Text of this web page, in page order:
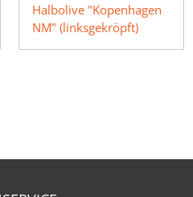
Halbolive "Kopenhagen
NM" (linksgekröpft)